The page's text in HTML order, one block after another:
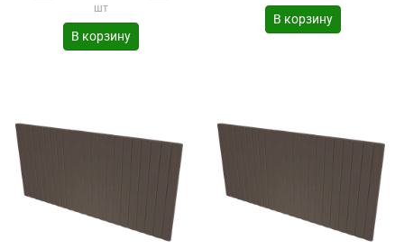
шт
В корзину
В корзину